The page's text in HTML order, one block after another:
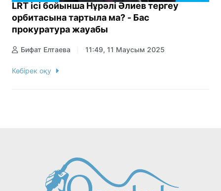
LRT ісі бойынша Нұрәлі Әлиев тергеу
орбитасына тартыла ма? - Бас
прокуратура жауабы
Бифат Елтаева 11:49, 11 Маусым 2025
Көбірек оқу